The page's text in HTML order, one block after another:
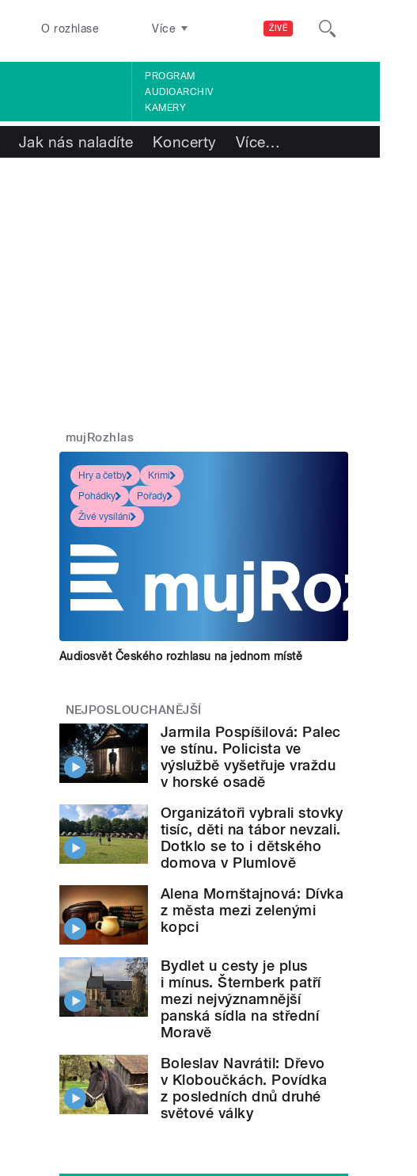
ŽIVĚ
O rozhlase Více
PROGRAM
AUDIOARCHIV
KAMERY
Jak nás naladíte Koncerty Více…
mujRozhlas
Hry a četby
Krimi
Pohádky
Pořady
Živé vysílání
Audiosvět Českého rozhlasu na jednom místě
NEJPOSLOUCHANĚJŠÍ
Jarmila Pospíšilová: Palec
ve stínu. Policista ve
výslužbě vyšetřuje vraždu
v horské osadě
Organizátoři vybrali stovky
tisíc, děti na tábor nevzali.
Dotklo se to i dětského
domova v Plumlově
Alena Mornštajnová: Dívka
z města mezi zelenými
kopci
Bydlet u cesty je plus
i mínus. Šternberk patří
mezi nejvýznamnější
panská sídla na střední
Moravě
Boleslav Navrátil: Dřevo
v Kloboučkách. Povídka
z posledních dnů druhé
světové války